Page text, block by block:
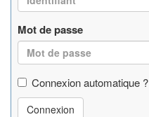
Mot de passe
Connexion automatique ?
Connexion